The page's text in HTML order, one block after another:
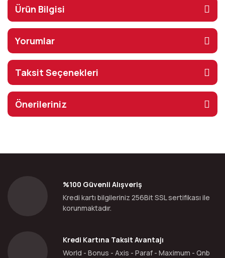
Ürün Bilgisi
Yorumlar
Taksit Seçenekleri
Önerileriniz
%100 Güvenli Alışveriş
Kredi kartı bilgileriniz 256Bit SSL sertifikası ile
korunmaktadır.
Kredi Kartına Taksit Avantajı
World - Bonus - Axis - Paraf - Maximum - Qnb